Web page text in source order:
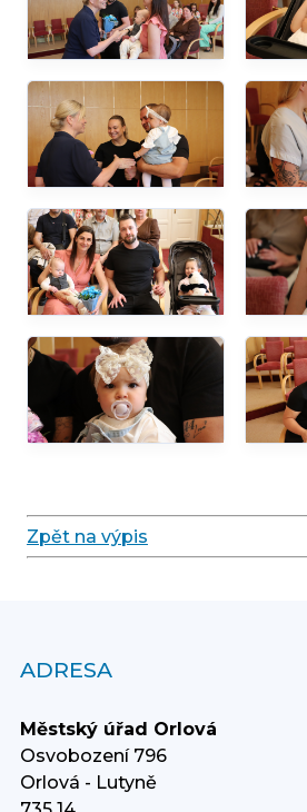
Zpět na výpis
ADRESA
Městský úřad Orlová
Osvobození 796
Orlová - Lutyně